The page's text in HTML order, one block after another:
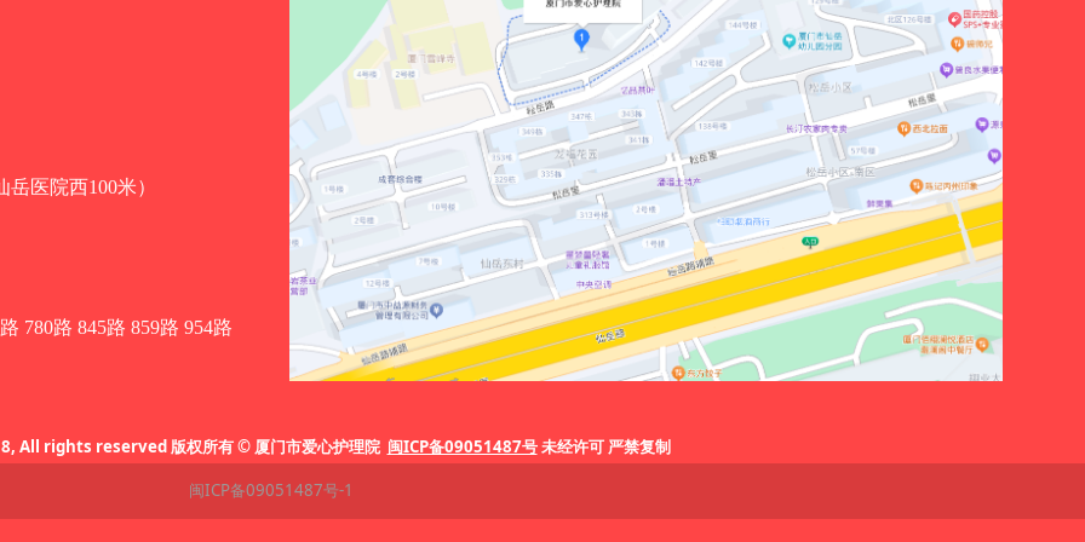
医院西100米）
780路 845路 859路 954路
All rights reserved 版权所有 © 厦门市爱心护理院 闽ICP备09051487号未经许可 严禁复制
闽ICP备09051487号-1